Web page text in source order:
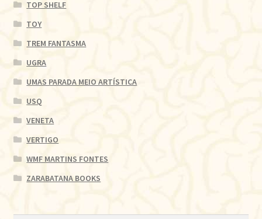
TOP SHELF
TOY
TREM FANTASMA
UGRA
UMAS PARADA MEIO ARTÍSTICA
USQ
VENETA
VERTIGO
WMF MARTINS FONTES
ZARABATANA BOOKS